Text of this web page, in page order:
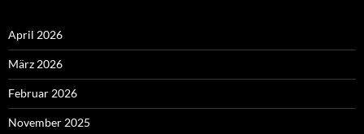
April 2026
März 2026
Februar 2026
November 2025